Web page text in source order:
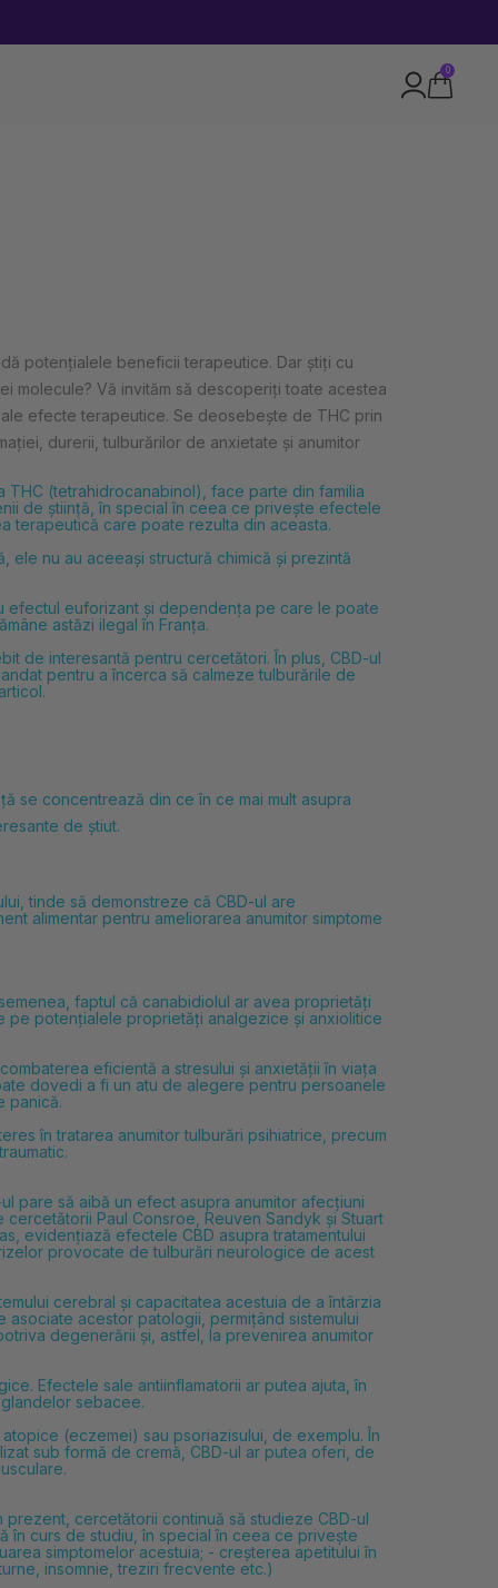
0
potențialele beneficii terapeutice. Dar știți cu
molecule? Vă invităm să descoperiți toate acestea
efecte terapeutice. Se deosebește de THC prin
durerii, tulburărilor de anxietate și anumitor
(tetrahidrocanabinol), face parte din familia
de știință, în special în ceea ce privește efectele
terapeutică care poate rezulta din aceasta.
ele nu au aceeași structură chimică și prezintă
efectul euforizant și dependența pe care le poate
astăzi ilegal în Franța.
de interesantă pentru cercetători. În plus, CBD-ul
pentru a încerca să calmeze tulburările de
se concentrează din ce în ce mai mult asupra
de știut.
tinde să demonstreze că CBD-ul are
alimentar pentru ameliorarea anumitor simptome
faptul că canabidiolul ar avea proprietăți
pe potențialele proprietăți analgezice și anxiolitice
eficientă a stresului și anxietății în viața
dovedi a fi un atu de alegere pentru persoanele
panică.
în tratarea anumitor tulburări psihiatrice, precum
pare să aibă un efect asupra anumitor afecțiuni
Paul Consroe, Reuven Sandyk și Stuart
evidențiază efectele CBD asupra tratamentului
provocate de tulburări neurologice de acest
cerebral și capacitatea acestuia de a întârzia
asociate acestor patologii, permițând sistemului
degenerării și, astfel, la prevenirea anumitor
Efectele sale antiinflamatorii ar putea ajuta, în
sebacee.
(eczemei) sau psoriazisului, de exemplu. În
sub formă de cremă, CBD-ul ar putea oferi, de
prezent, cercetătorii continuă să studieze CBD-ul
în curs de studiu, în special în ceea ce privește
simptomelor acestuia; - creșterea apetitului în
insomnie, treziri frecvente etc.)